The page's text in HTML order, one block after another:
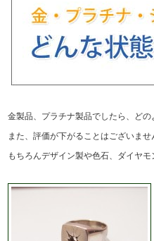
金製品、プラチナ製品でしたら、どの
また、評価が下がることはございませ
もちろんデザイン製や色石、ダイヤ